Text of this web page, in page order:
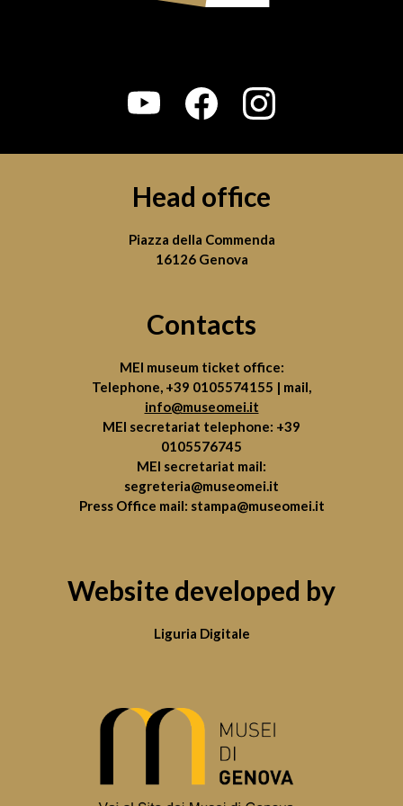
Head office
Piazza della Commenda
16126 Genova
Contacts
MEI museum ticket office:
Telephone, +39 0105574155 | mail,
info@museomei.it
MEI secretariat telephone: +39
0105576745
MEI secretariat mail:
segreteria@museomei.it
Press Office mail: stampa@museomei.it
Website developed by
Liguria Digitale